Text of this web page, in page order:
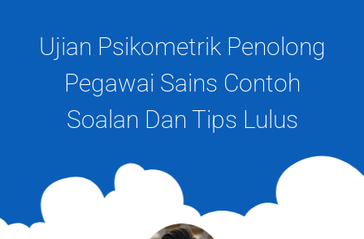
Ujian Psikometrik Penolong
Pegawai Sains Contoh
Soalan Dan Tips Lulus